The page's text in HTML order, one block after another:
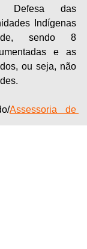
Defesa das
Indígenas
sendo 8
e as
ou seja, não
Assessoria de